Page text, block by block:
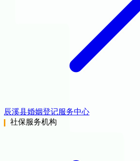
辰溪县婚姻登记服务中心
社保服务机构